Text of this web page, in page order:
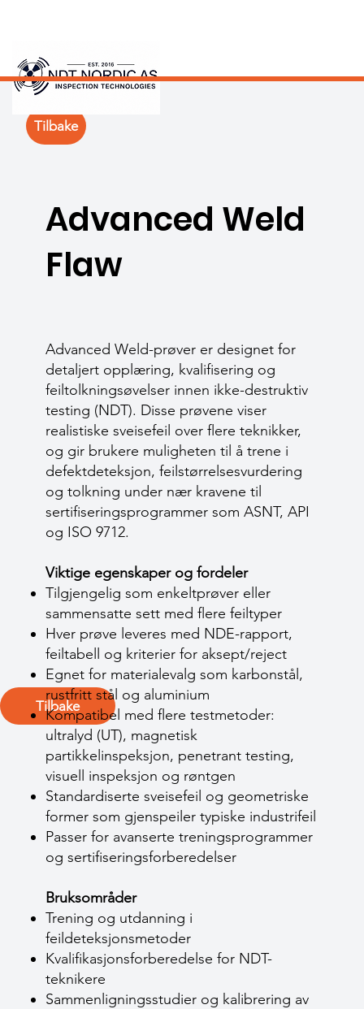
Tilbake
Advanced Weld
Flaw
Advanced Weld-prøver er designet for
detaljert opplæring, kvalifisering og
feiltolkningsøvelser innen ikke-destruktiv
testing (NDT). Disse prøvene viser
realistiske sveisefeil over flere teknikker,
og gir brukere muligheten til å trene i
defektdeteksjon, feilstørrelsesvurdering
og tolkning under nær kravene til
sertifiseringsprogrammer som ASNT, API
og ISO 9712.
Viktige egenskaper og fordeler
Tilgjengelig som enkeltprøver eller
sammensatte sett med flere feiltyper
Hver prøve leveres med NDE-rapport,
feiltabell og kriterier for aksept/reject
Egnet for materialevalg som karbonstål,
rustfritt stål og aluminium
Kompatibel med flere testmetoder:
ultralyd (UT), magnetisk
partikkelinspeksjon, penetrant testing,
visuell inspeksjon og røntgen
Standardiserte sveisefeil og geometriske
former som gjenspeiler typiske industrifeil
Passer for avanserte treningsprogrammer
og sertifiseringsforberedelser
Bruksområder
Trening og utdanning i
feildeteksjonsmetoder
Kvalifikasjonsforberedelse for NDT-
teknikere
Sammenligningsstudier og kalibrering av
Tilbake